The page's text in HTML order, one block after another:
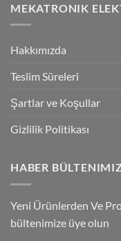
Inspection
With
G9SP
Güvenlik
Sürücüsü
MEKATRONIK
Hakkımızda
Teslim Süreleri
Şartlar ve Koşullar
Gizlilik Politikası
HABER
Yeni Ürünlerden Ve
bültenimize üye olun